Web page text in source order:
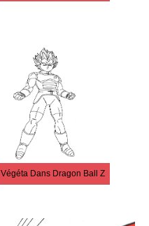
Végéta Dans Dragon Ball Z